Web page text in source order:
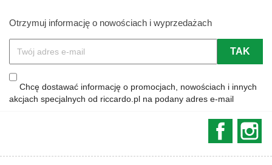
Otrzymuj informację o nowościach i wyprzedażach
Chcę dostawać informację o promocjach, nowościach i innych
akcjach specjalnych od riccardo.pl na podany adres e-mail